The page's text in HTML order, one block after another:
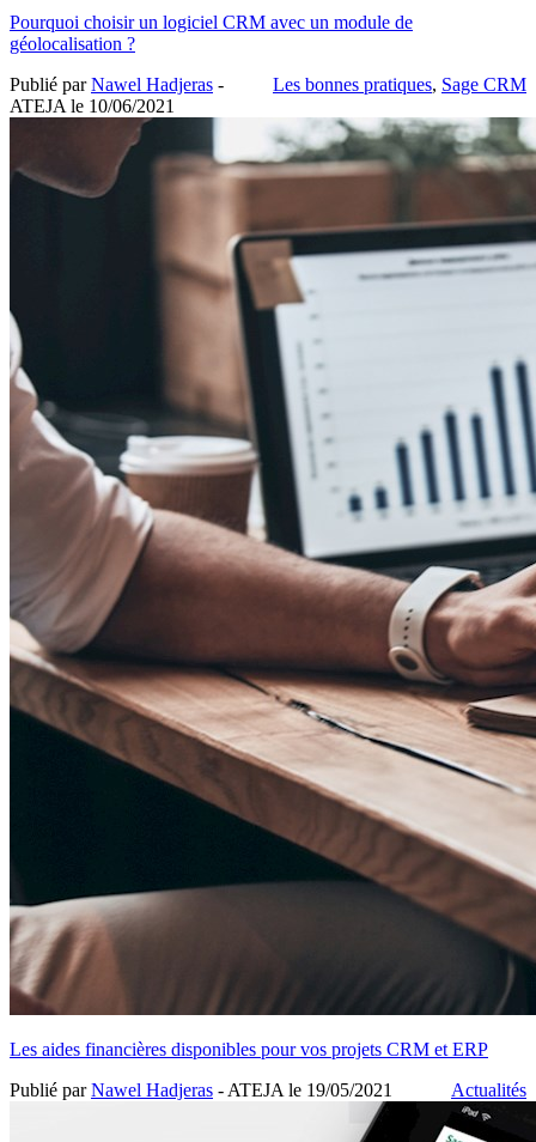
Pourquoi choisir un logiciel CRM avec un module de
géolocalisation ?
Les bonnes pratiques, Sage CRM
Publié parNawel Hadjeras -
ATEJA le 10/06/2021
Les aides financières disponibles pour vos projets CRM et ERP
Actualités
Publié parNawel Hadjeras - ATEJA le 19/05/2021